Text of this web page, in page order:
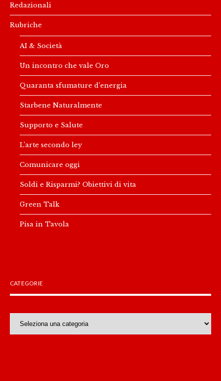
Redazionali
Rubriche
AI & Società
Un incontro che vale Oro
Quaranta sfumature d’energia
Starbene Naturalmente
Supporto e Salute
L’arte secondo ley
Comunicare oggi
Soldi e Risparmi? Obiettivi di vita
Green Talk
Pisa in Tavola
CATEGORIE
Categorie